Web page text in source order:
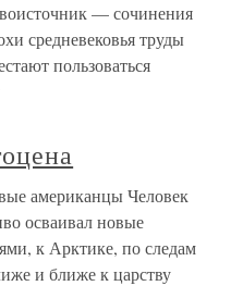
— сочинения
средневековья труды
пользоваться
американцы Человек
осваивал новые
к Арктике, по следам
и ближе к царству